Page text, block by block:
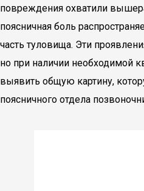
повреждения охватили
поясничная боль
часть туловища. Эти
но при наличии необходимой
выявить общую картину,
поясничного отдела